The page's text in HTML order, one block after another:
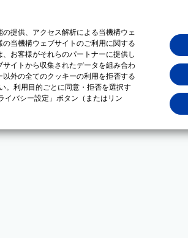
提供、アクセス解析による当機構ウェ
当機構ウェブサイトのご利用に関する
お客様がそれらのパートナーに提供し
イトから収集されたデータを組み合わ
外の全てのクッキーの利用を拒否する
。利用目的ごとに同意・拒否を選択す
イバシー設定」ボタン（またはリン